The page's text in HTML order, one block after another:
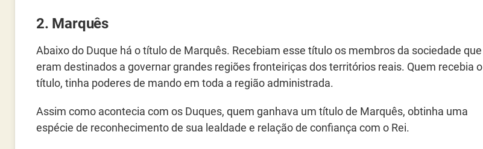
2. Marquês
Abaixo do Duque há o título de Marquês. Recebiam esse título os membros da sociedade que
eram destinados a governar grandes regiões fronteiriças dos territórios reais. Quem recebia o
título, tinha poderes de mando em toda a região administrada.
Assim como acontecia com os Duques, quem ganhava um título de Marquês, obtinha uma
espécie de reconhecimento de sua lealdade e relação de confiança com o Rei.